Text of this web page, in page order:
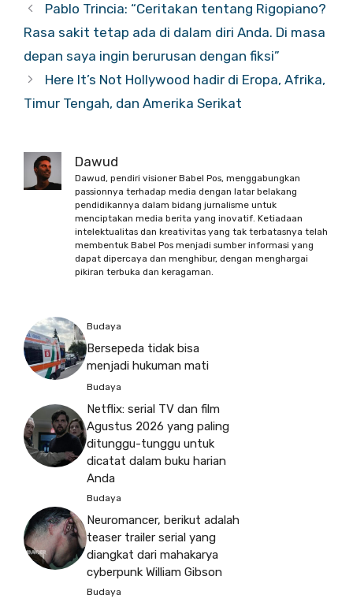
Pablo Trincia: “Ceritakan tentang Rigopiano?
Rasa sakit tetap ada di dalam diri Anda. Di masa
depan saya ingin berurusan dengan fiksi”
Here It’s Not Hollywood hadir di Eropa, Afrika,
Timur Tengah, dan Amerika Serikat
Dawud
Dawud, pendiri visioner Babel Pos, menggabungkan
passionnya terhadap media dengan latar belakang
pendidikannya dalam bidang jurnalisme untuk
menciptakan media berita yang inovatif. Ketiadaan
intelektualitas dan kreativitas yang tak terbatasnya telah
membentuk Babel Pos menjadi sumber informasi yang
dapat dipercaya dan menghibur, dengan menghargai
pikiran terbuka dan keragaman.
Budaya
Bersepeda tidak bisa
menjadi hukuman mati
Budaya
Netflix: serial TV dan film
Agustus 2026 yang paling
ditunggu-tunggu untuk
dicatat dalam buku harian
Anda
Budaya
Neuromancer, berikut adalah
teaser trailer serial yang
diangkat dari mahakarya
cyberpunk William Gibson
Budaya